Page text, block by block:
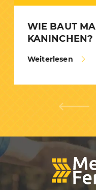
WIE BAUT
KANINCHEN?
Weiterlesen